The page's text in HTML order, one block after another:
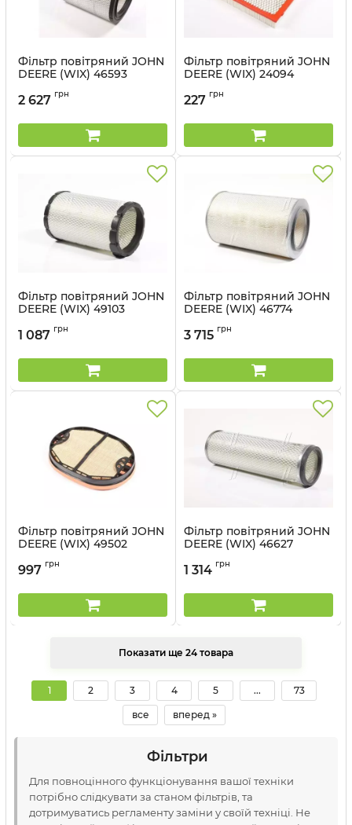
Фільтр повітряний JOHN
DEERE (WIX) 46593
2 627 грн
Фільтр повітряний JOHN
DEERE (WIX) 24094
227 грн
Фільтр повітряний JOHN
DEERE (WIX) 49103
1 087 грн
Фільтр повітряний JOHN
DEERE (WIX) 46774
3 715 грн
Фільтр повітряний JOHN
DEERE (WIX) 49502
997 грн
Фільтр повітряний JOHN
DEERE (WIX) 46627
1 314 грн
Показати ще 24 товара
1 2 3 4 5 ... 73
все вперед »
Фільтри
Для повноцінного функціонування вашої техніки
потрібно слідкувати за станом фільтрів, та
дотримуватись регламенту заміни у своїй техніці. Не